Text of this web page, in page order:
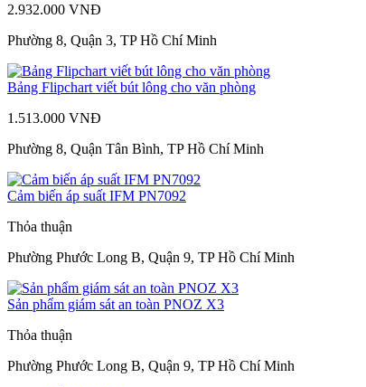
2.932.000 VNĐ
Phường 8, Quận 3, TP Hồ Chí Minh
Bảng Flipchart viết bút lông cho văn phòng
1.513.000 VNĐ
Phường 8, Quận Tân Bình, TP Hồ Chí Minh
Cảm biến áp suất IFM PN7092
Thỏa thuận
Phường Phước Long B, Quận 9, TP Hồ Chí Minh
Sản phẩm giám sát an toàn PNOZ X3
Thỏa thuận
Phường Phước Long B, Quận 9, TP Hồ Chí Minh